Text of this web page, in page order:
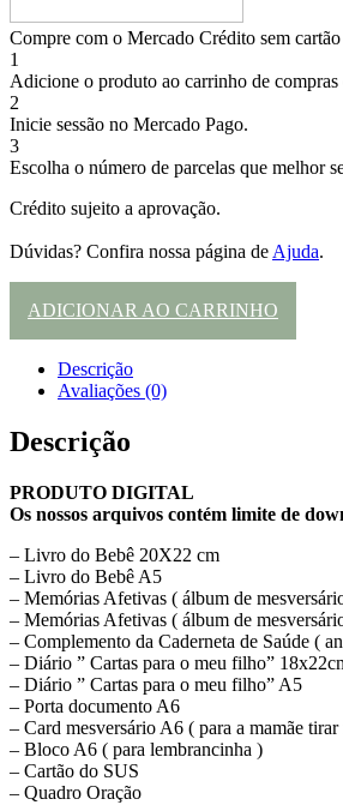
Compre com o Mercado Crédito sem
1
Adicione o produto ao carrinho de
2
Inicie sessão no Mercado Pago.
3
Escolha o número de parcelas que melhor
Crédito sujeito a aprovação.
Dúvidas? Confira nossa página de Ajuda.
ADICIONAR AO CARRINHO
Descrição
Avaliações (0)
Descrição
PRODUTO DIGITAL
Os nossos arquivos contém limite de
– Livro do Bebê 20X22 cm
– Livro do Bebê A5
– Memórias Afetivas ( álbum de
– Memórias Afetivas ( álbum de
– Complemento da Caderneta de Saúde (
– Diário ” Cartas para o meu filho”
– Diário ” Cartas para o meu filho” A5
– Porta documento A6
– Card mesversário A6 ( para a mamãe
– Bloco A6 ( para lembrancinha )
– Cartão do SUS
– Quadro Oração